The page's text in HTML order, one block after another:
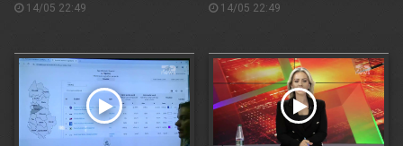
14/05 22:49 14/05 22:49